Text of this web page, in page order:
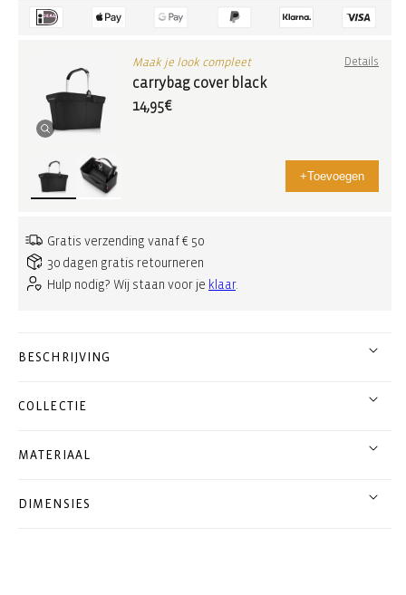
Maak je look compleet Details
carrybag cover black
14,95€
+Toevoegen
Gratis verzending vanaf € 50
30 dagen gratis retourneren
Hulp nodig? Wij staan voor je klaar.
BESCHRIJVING
COLLECTIE
MATERIAAL
DIMENSIES